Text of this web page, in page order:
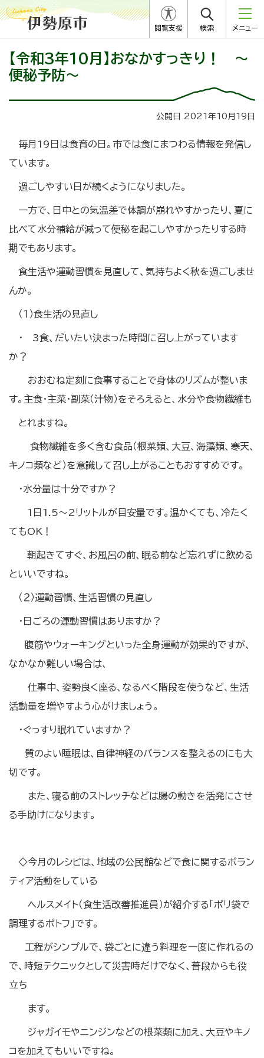
閲覧支援 検索 メニュー
【令和3年10月】おなかすっきり！ ～
便秘予防～
公開日 2021年10月19日
毎月19日は食育の日。市では食にまつわる情報を発信し
ています。
過ごしやすい日が続くようになりました。
一方で、日中との気温差で体調が崩れやすかったり、夏に
比べて水分補給が減って便秘を起こしやすかったりする時
期でもあります。
食生活や運動習慣を見直して、気持ちよく秋を過ごしませ
んか。
（１）食生活の見直し
・ 3食、だいたい決まった時間に召し上がっています
か？
おおむね定刻に食事することで身体のリズムが整いま
す。主食・主菜・副菜（汁物）をそろえると、水分や食物繊維も
とれますね。
食物繊維を多く含む食品（根菜類、大豆、海藻類、寒天、
キノコ類など）を意識して召し上がることもおすすめです。
・水分量は十分ですか？
1日1.5～2リットルが目安量です。温かくても、冷たく
てもOK！
朝起きてすぐ、お風呂の前、眠る前など忘れずに飲める
といいですね。
（２）運動習慣、生活習慣の見直し
・日ごろの運動習慣はありますか？
腹筋やウォーキングといった全身運動が効果的ですが、
なかなか難しい場合は、
仕事中、姿勢良く座る、なるべく階段を使うなど、生活
活動量を増やすよう心がけましょう。
・ぐっすり眠れていますか？
質のよい睡眠は、自律神経のバランスを整えるのにも大
切です。
また、寝る前のストレッチなどは腸の動きを活発にさせ
る手助けになります。
◇今月のレシピは、地域の公民館などで食に関するボラン
ティア活動をしている
ヘルスメイト（食生活改善推進員）が紹介する「ポリ袋で
調理するポトフ」です。
工程がシンプルで、袋ごとに違う料理を一度に作れるの
で、時短テクニックとして災害時だけでなく、普段からも役
立ち
ます。
ジャガイモやニンジンなどの根菜類に加え、大豆やキノ
コを加えてもいいですね。